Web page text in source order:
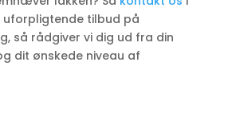
tilbud på
så rådgiver vi dig ud fra din
dit ønskede niveau af